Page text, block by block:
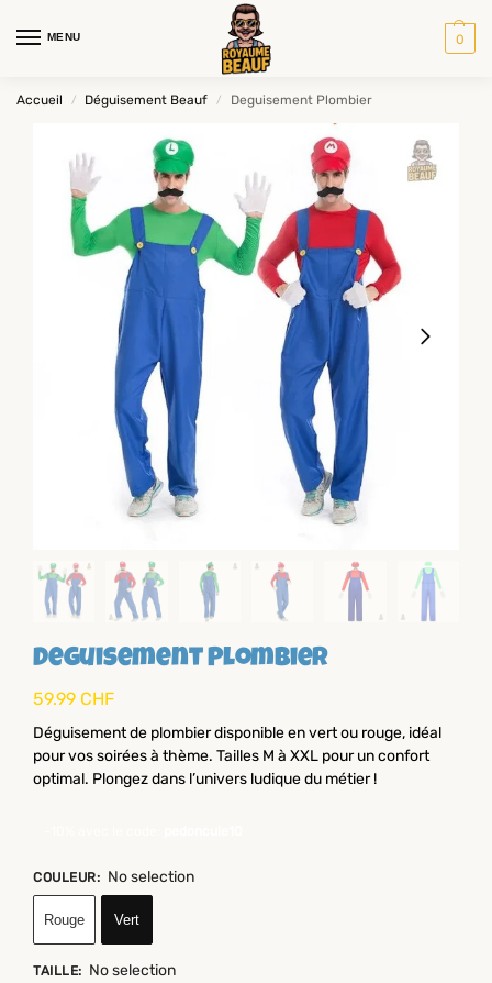
MENU 0
Accueil / Déguisement Beauf / Deguisement Plombier
Deguisement Plombier
59.99 CHF
Déguisement de plombier disponible en vert ou rouge, idéal
pour vos soirées à thème. Tailles M à XXL pour un confort
optimal. Plongez dans l’univers ludique du métier !
COULEUR: No selection
Rouge Vert
TAILLE: No selection